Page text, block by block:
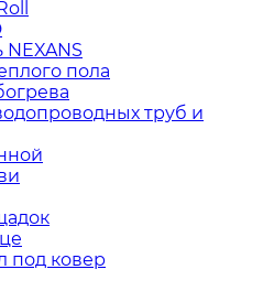
пола
труб и
под ковер